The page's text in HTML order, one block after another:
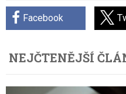
Facebook
NEJČTENĚJŠÍ